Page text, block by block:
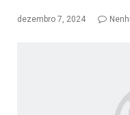
dezembro 7, 2024